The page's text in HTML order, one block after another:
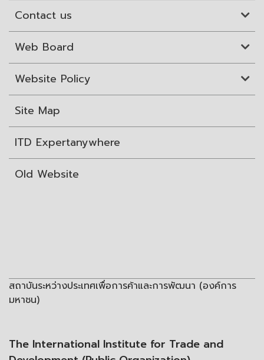
Contact us
Web Board
Website Policy
Site Map
ITD Expertanywhere
Old Website
สถาบันระหว่างประเทศเพื่อการค้าและการพัฒนา (องค์การ
มหาชน)
The International Institute for Trade and